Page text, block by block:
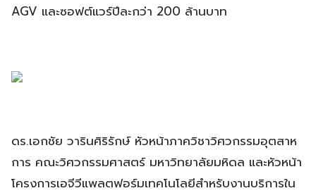
AGV และซอฟต์แวร์ปีละกว่า 200 ล้านบาท
ดร.เอกชัย วารินศิริรักษ์ หัวหน้าภาควิชาวิศวกรรมอุตสาห
การ คณะวิศวกรรมศาสตร์ มหาวิทยาลัยมหิดล และหัวหน้า
โครงการเอจีวีแพลตฟอร์มเทคโนโลยีสำหรับงานบริการใน